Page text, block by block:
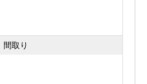
間取り